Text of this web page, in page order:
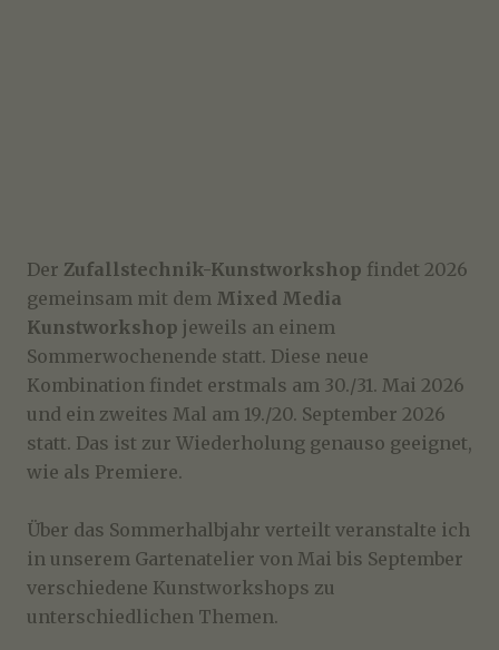
Der Zufallstechnik-Kunstworkshop findet 2026
gemeinsam mit dem Mixed Media
Kunstworkshop jeweils an einem
Sommerwochenende statt. Diese neue
Kombination findet erstmals am 30./31. Mai 2026
und ein zweites Mal am 19./20. September 2026
statt. Das ist zur Wiederholung genauso geeignet,
wie als Premiere.
Über das Sommerhalbjahr verteilt veranstalte ich
in unserem Gartenatelier von Mai bis September
verschiedene Kunstworkshops zu
unterschiedlichen Themen.